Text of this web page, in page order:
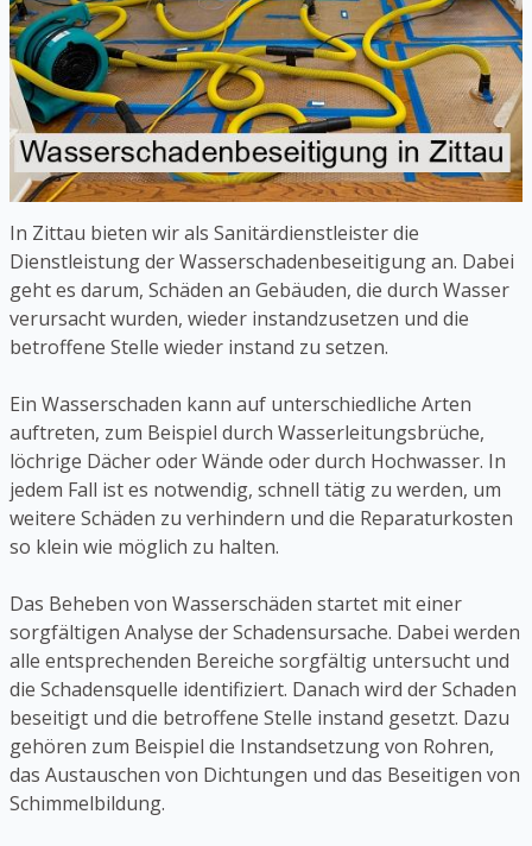
In Zittau bieten wir als Sanitärdienstleister die
Dienstleistung der Wasserschadenbeseitigung an. Dabei
geht es darum, Schäden an Gebäuden, die durch Wasser
verursacht wurden, wieder instandzusetzen und die
betroffene Stelle wieder instand zu setzen.
Ein Wasserschaden kann auf unterschiedliche Arten
auftreten, zum Beispiel durch Wasserleitungsbrüche,
löchrige Dächer oder Wände oder durch Hochwasser. In
jedem Fall ist es notwendig, schnell tätig zu werden, um
weitere Schäden zu verhindern und die Reparaturkosten
so klein wie möglich zu halten.
Das Beheben von Wasserschäden startet mit einer
sorgfältigen Analyse der Schadensursache. Dabei werden
alle entsprechenden Bereiche sorgfältig untersucht und
die Schadensquelle identifiziert. Danach wird der Schaden
beseitigt und die betroffene Stelle instand gesetzt. Dazu
gehören zum Beispiel die Instandsetzung von Rohren,
das Austauschen von Dichtungen und das Beseitigen von
Schimmelbildung.